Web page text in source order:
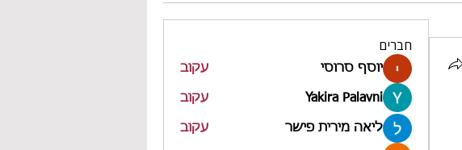
חברים
יוסף סרוסי עקוב
Yakira Palavni עקוב
ליאה מירית פישר עקוב